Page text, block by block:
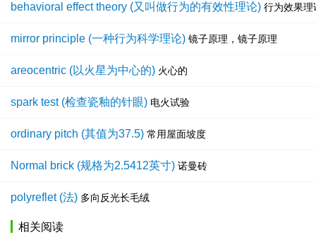
behavioral effect theory (又叫做行为的有效性理论) 行为效果理
mirror principle (一种行为科学理论) 镜子原理，镜子原理
areocentric (以火星为中心的) 火心的
spark test (检查瓷釉的针眼) 电火试验
ordinary pitch (其值为37.5) 常用屋面坡度
Normal brick (规格为2.5412英寸) 诺曼砖
polyreflet (法) 多向反光长毛绒
相关阅读